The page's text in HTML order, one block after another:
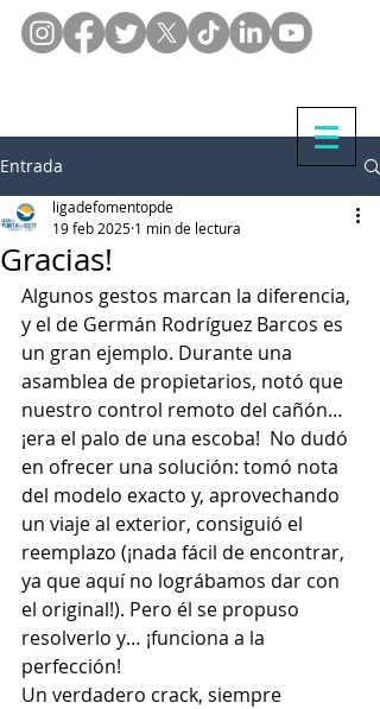
Entrada
Gracias!
ligadefomentopde
19 feb 2025 1 min de lectura
Algunos gestos marcan la diferencia,
y el de Germán Rodríguez Barcos es
un gran ejemplo. Durante una
asamblea de propietarios, notó que
nuestro control remoto del cañón…
¡era el palo de una escoba!  No dudó
en ofrecer una solución: tomó nota
del modelo exacto y, aprovechando
un viaje al exterior, consiguió el
reemplazo (¡nada fácil de encontrar,
ya que aquí no lográbamos dar con
el original!). Pero él se propuso
resolverlo y… ¡funciona a la
perfección!
Un verdadero crack, siempre